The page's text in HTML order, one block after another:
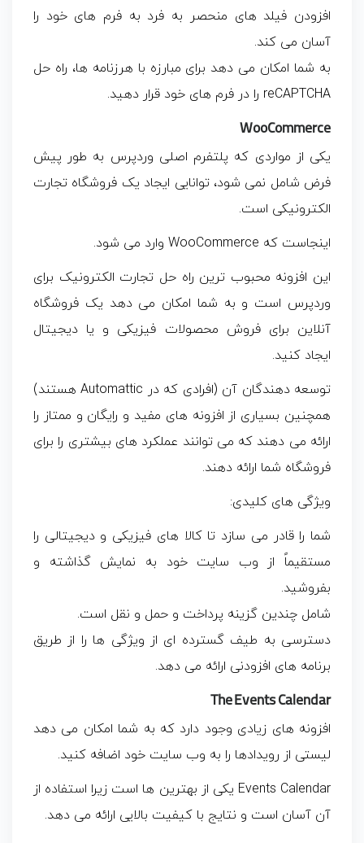
افزودن فیلد های منحصر به فرد به فرم های خود را
آسان می کند.
به شما امکان می دهد برای مبارزه با هرزنامه ها، راه حل
reCAPTCHA را در فرم های خود قرار دهید.
WooCommerce
یکی از مواردی که پلتفرم اصلی وردپرس به طور پیش
فرض شامل نمی شود، توانایی ایجاد یک فروشگاه تجارت
الکترونیکی است.
اینجاست که WooCommerce وارد می شود.
این افزونه محبوب ترین راه حل تجارت الکترونیک برای
وردپرس است و به شما امکان می دهد یک فروشگاه
آنلاین برای فروش محصولات فیزیکی و یا دیجیتال
ایجاد کنید.
توسعه دهندگان آن (افرادی که در Automattic هستند)
همچنین بسیاری از افزونه های مفید و رایگان و ممتاز را
ارائه می دهند که می توانند عملکرد های بیشتری را برای
فروشگاه شما ارائه دهند.
ویژگی های کلیدی:
شما را قادر می سازد تا کالا های فیزیکی و دیجیتالی را
مستقیماً از وب سایت خود به نمایش گذاشته و
بفروشید.
شامل چندین گزینه پرداخت و حمل و نقل است.
دسترسی به طیف گسترده ای از ویژگی ها را از طریق
برنامه های افزودنی ارائه می دهد.
The Events Calendar
افزونه های زیادی وجود دارد که به شما امکان می دهد
لیستی از رویدادها را به وب سایت خود اضافه کنید.
Events Calendar یکی از بهترین ها است زیرا استفاده از
آن آسان است و نتایج با کیفیت بالایی ارائه می دهد.